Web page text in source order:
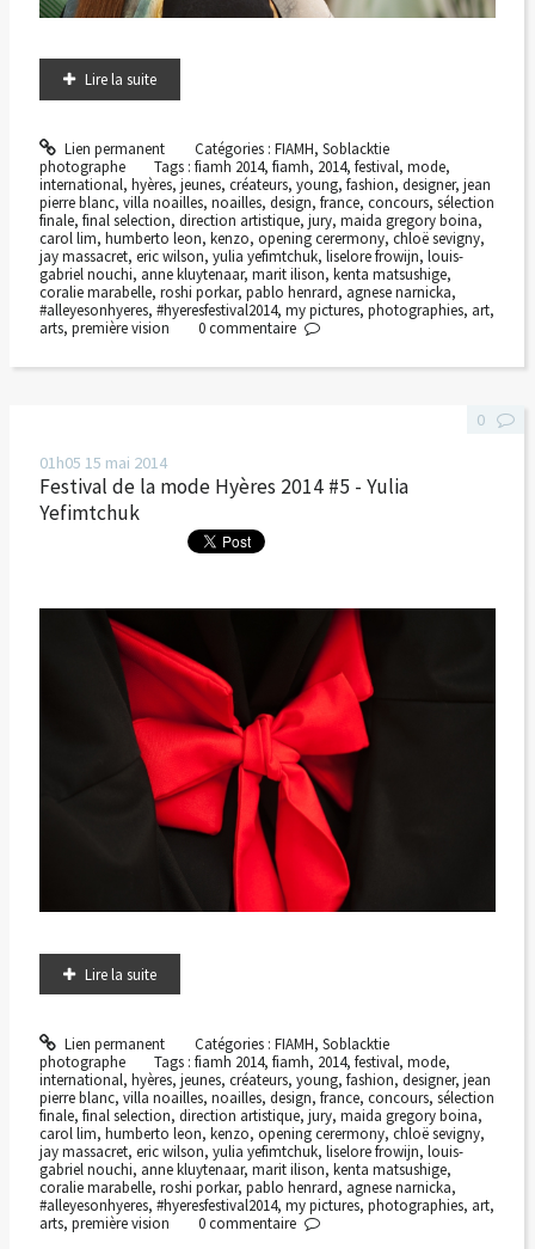
Lire la suite
Lien permanent Catégories : FIAMH, Soblacktie
photographe
Tags :fiamh 2014,fiamh, 2014,festival,mode,
international, hyères, jeunes, créateurs, young, fashion, designer, jean
pierre blanc, villa noailles, noailles, design, france, concours, sélection
finale, final selection, direction artistique, jury, maida gregory boina,
carol lim, humberto leon, kenzo, opening cerermony, chloë sevigny,
jay massacret, eric wilson, yulia yefimtchuk, liselore frowijn, louis-
gabriel nouchi, anne kluytenaar, marit ilison, kenta matsushige,
coralie marabelle, roshi porkar, pablo henrard, agnese narnicka,
#alleyesonhyeres, #hyeresfestival2014, my pictures, photographies, art,
arts, première vision 0commentaire
01h05 15 mai 2014
Festival de la mode Hyères 2014 #5 - Yulia
Yefimtchuk
Lire la suite
Lien permanent Catégories : FIAMH, Soblacktie
photographe
Tags :fiamh 2014,fiamh, 2014,festival,mode,
international, hyères, jeunes, créateurs, young, fashion, designer, jean
pierre blanc, villa noailles, noailles, design, france, concours, sélection
finale, final selection, direction artistique, jury, maida gregory boina,
carol lim, humberto leon, kenzo, opening cerermony, chloë sevigny,
jay massacret, eric wilson, yulia yefimtchuk, liselore frowijn, louis-
gabriel nouchi, anne kluytenaar, marit ilison, kenta matsushige,
coralie marabelle, roshi porkar, pablo henrard, agnese narnicka,
#alleyesonhyeres, #hyeresfestival2014, my pictures, photographies, art,
arts, première vision
0
0commentaire